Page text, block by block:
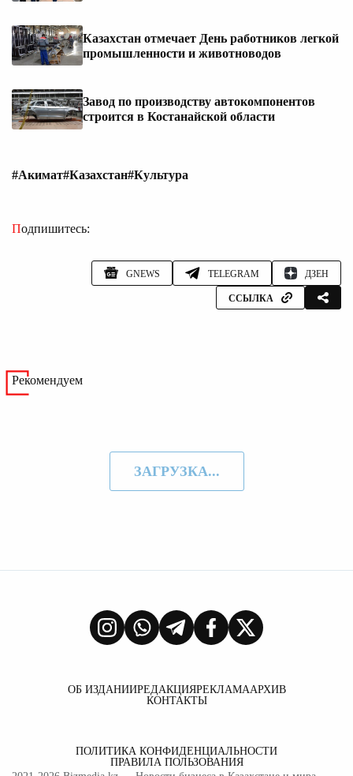
Казахстан отмечает День работников легкой
промышленности и животноводов
Завод по производству автокомпонентов
строится в Костанайской области
#Акимат#Казахстан#Культура
Подпишитесь:
GNEWS TELEGRAM ДЗЕН
ССЫЛКА
Рекомендуем
ЗАГРУЗКА...
ОБ ИЗДАНИИРЕДАКЦИЯРЕКЛАМААРХИВ
КОНТАКТЫ
ПОЛИТИКА КОНФИДЕНЦИАЛЬНОСТИ
ПРАВИЛА ПОЛЬЗОВАНИЯ